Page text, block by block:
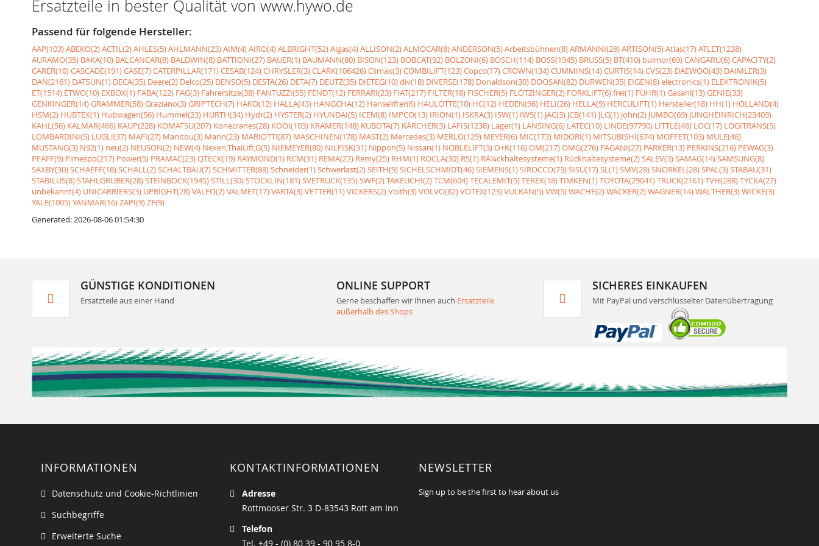
Ersatzteile in bester Qualität von www.hywo.de
Passend für folgende Hersteller:
AAP(103)ABEKO(2)ACTIL(2)AHLES(5)AHLMANN(23)AIM(4)AIRO(4)ALBRIGHT(52)Algas(4)ALLISON(2)ALMOCAR(8)ANDERSON(5)Arbeitsbühnen(8)ARMANNI(28)ARTISON(5)Atlas(17)ATLET(1238)
AURAMO(35) BAKA(10) BALCANCAR(8) BALDWIN(8) BATTIONI(27) BAUER(1) BAUMANN(80) BISON(123) BOBCAT(92) BOLZONI(6) BOSCH(114) BOSS(1945) BRUSS(5) BT(410) bulmor(69)CANGARU(6)CAPACITY(2)
CARER(10)CASCADE(191)CASE(7)CATERPILLAR(171)CESAB(124)CHRYSLER(3)CLARK(106426)Climax(3)COMBILIFT(123)Copco(17)CROWN(134)CUMMINS(14)CURTIS(14)CVS(23) DAEWOO(43) DAIMLER(3)
DAN(2161) DATSUN(1) DECA(35) Deere(2) Delco(25) DENSO(5) DESTA(26) DETA(7) DEUTZ(35) DIETEG(10)div(18) DIVERSE(178) Donaldson(30) DOOSAN(82) DURWEN(35) EIGEN(8)electronics(1) ELEKTRONIK(5)
ET(1514) ETWO(10) EXBOX(1) FABA(122) FAG(3) Fahrersitze(38) FANTUZZI(55) FENDT(12) FERRARI(23) FIAT(217) FILTER(18) FISCHER(5) FLÖTZINGER(2) FORKLIFT(6)frei(1) FÜHR(1)Gasanl(13)GENIE(33)
GENKINGER(14)GRAMMER(58)Graziano(3)GRIPTECH(7) HAKO(12) HALLA(43) HANGCHA(12) Hanselifter(6) HAULOTTE(10) HC(12) HEDEN(96) HELI(26) HELLA(9) HERCULIFT(1) Hersteller(18) HH(1) HOLLAND(4)
HSM(2) HUBTEX(1) Hubwagen(56) Hummel(23) HURTH(34) Hydr(2) HYSTER(2) HYUNDAI(5) ICEM(8) IMPCO(13) IRION(1) ISKRA(3) ISW(1) IWS(1) JAC(3) JCB(141) JLG(1) John(2) JUMBO(69) JUNGHEINRICH(23409)
KAHL(56) KALMAR(466) KAUP(228) KOMATSU(207) Konecranes(28) KOOI(103) KRAMER(148) KUBOTA(7) KÃRCHER(3) LAFIS(1238) Lager(1) LANSING(6) LATEC(10) LINDE(97790) LITTLE(46) LOC(17) LOGITRANS(5)
LOMBARDINI(5) LUGLI(37) MAFI(27) Manitou(3) Mann(23) MARIOTTI(87) MASCHINEN(178) MAST(2) Mercedes(3) MERLO(129) MEYER(6) MIC(173) MIDORI(1) MITSUBISHI(674) MOFFET(103) MULE(46)
MUSTANG(3) N92(1) neu(2) NEUSON(2) NEW(4) Nexen,ThaiLift,G(5) NIEMEYER(80) NILFISK(31) Nippon(5) Nissan(1) NOBLELIFT(3)O+K(116)OM(217)OMG(276) PAGANI(27) PARKER(13) PERKINS(216) PEWAG(3)
PFAFF(9) Pimespo(217) Power(5) PRAMAC(23)QTECK(19) RAYMOND(1) RCM(31) REMA(27) Remy(25) RHM(1) ROCLA(30) RS(1) RÃ¼ckhaltesysteme(1) Rückhaltesysteme(2)SALEV(3)SAMAG(14)SAMSUNG(8)
SAXBY(30)SCHAEFF(18)SCHALL(2)SCHALTBAU(7)SCHMITTER(88)Schneider(1)Schwerlast(2)SEITH(9)SICHELSCHMIDT(46)SIEMENS(1)SIROCCO(73)SISU(17)SL(1)SMV(28)SNORKEL(28)SPAL(3)STABAU(31)
STABILUS(8)STAHLGRUBER(28)STEINBOCK(1945)STILL(30)STÖCKLIN(181)SVETRUCK(135)SWF(2)TAKEUCHI(2)TCM(604)TECALEMIT(5)TEREX(18)TIMKEN(1)TOYOTA(29041)TRUCK(2161)TVH(288)TYCKA(27)
unbekannt(4) UNICARRIERS(3) UPRIGHT(28)VALEO(2)VALMET(17)VARTA(3)VETTER(11)VICKERS(2)Voith(3)VOLVO(82)VOTEX(123)VULKAN(5)VW(5)WACHE(2)WACKER(2)WAGNER(14)WALTHER(3)WICKE(3)
YALE(1005)YANMAR(16)ZAPI(9)ZF(9)
Generated: 2026-08-06 01:54:30
GÜNSTIGE KONDITIONEN
Ersatzteile aus einer Hand
ONLINE SUPPORT
Gerne beschaffen wir Ihnen auch Ersatzteile
außerhalb des Shops
SICHERES EINKAUFEN
Mit PayPal und verschlüsselter Datenübertragung
INFORMATIONEN
Datenschutz und Cookie-Richtlinien
Suchbegriffe
Erweiterte Suche
KONTAKTINFORMATIONEN
Adresse
Rottmooser Str. 3 D-83543 Rott am Inn
Telefon
Tel. +49 - (0) 80 39 - 90 95 8-0
NEWSLETTER
Sign up to be the first to hear about us